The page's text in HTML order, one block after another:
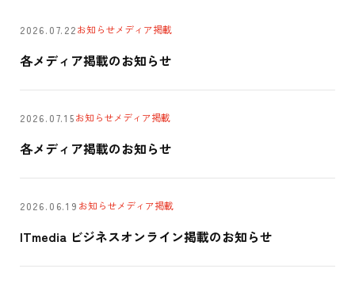
2026.07.22お知らせメディア掲載
各メディア掲載のお知らせ
2026.07.15お知らせメディア掲載
各メディア掲載のお知らせ
2026.06.19 お知らせメディア掲載
ITmedia ビジネスオンライン掲載のお知らせ